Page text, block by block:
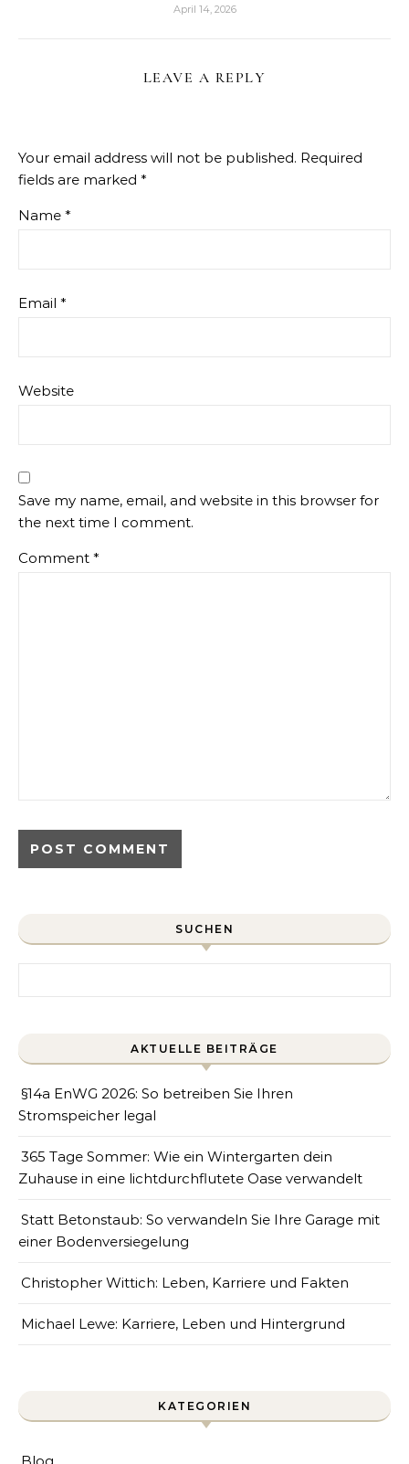
April 14, 2026
LEAVE A REPLY
Your email address will not be published. Required
fields are marked *
Name *
Email *
Website
Save my name, email, and website in this browser for
the next time I comment.
Comment *
SUCHEN
AKTUELLE BEITRÄGE
§14a EnWG 2026: So betreiben Sie Ihren
Stromspeicher legal
365 Tage Sommer: Wie ein Wintergarten dein
Zuhause in eine lichtdurchflutete Oase verwandelt
Statt Betonstaub: So verwandeln Sie Ihre Garage mit
einer Bodenversiegelung
Christopher Wittich: Leben, Karriere und Fakten
Michael Lewe: Karriere, Leben und Hintergrund
KATEGORIEN